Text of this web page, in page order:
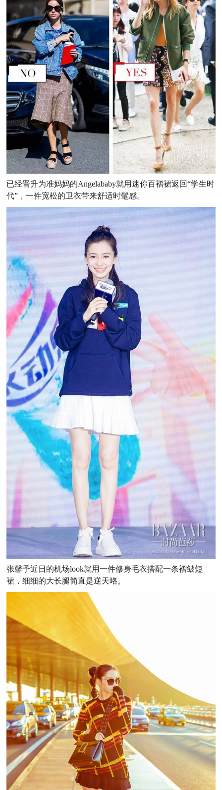
已经晋升为准妈妈的Angelababy就用迷你百褶裙返回“学生时
代”，一件宽松的卫衣带来舒适时髦感。
张馨予近日的机场look就用一件修身毛衣搭配一条褶皱短
裙，细细的大长腿简直是逆天咯。